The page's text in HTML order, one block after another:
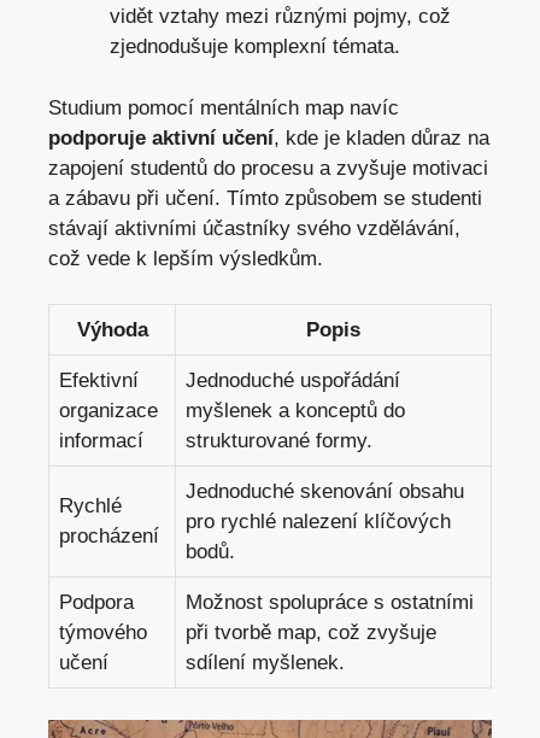
vidět vztahy mezi různými pojmy, což
zjednodušuje komplexní témata.
Studium pomocí mentálních map navíc
podporuje aktivní učení, kde je kladen důraz na
zapojení studentů do procesu a zvyšuje motivaci
a zábavu při učení. Tímto způsobem se studenti
stávají aktivními účastníky svého vzdělávání,
což vede k lepším výsledkům.
Výhoda Popis
Efektivní
organizace
informací
Jednoduché uspořádání
myšlenek a konceptů do
strukturované formy.
Rychlé
procházení
Jednoduché skenování obsahu
pro rychlé nalezení klíčových
bodů.
Podpora
týmového
učení
Možnost spolupráce s ostatními
při tvorbě map, což zvyšuje
sdílení myšlenek.